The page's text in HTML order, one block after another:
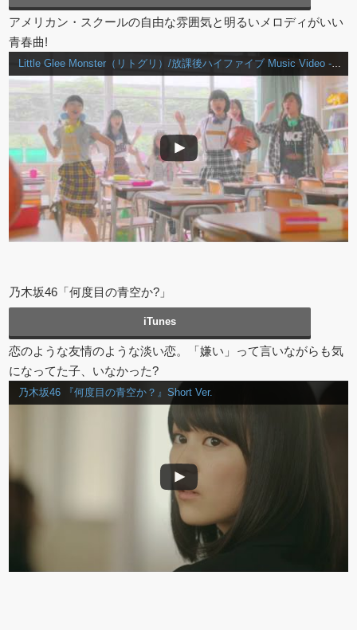
アメリカン・スクールの自由な雰囲気と明るいメロディがいい
青春曲!
Little Glee Monster（リトグリ）/放課後ハイファイブ Music Video -short ver.-
乃木坂46「何度目の青空か?」
iTunes
恋のような友情のような淡い恋。「嫌い」って言いながらも気
になってた子、いなかった?
乃木坂46 『何度目の青空か？』Short Ver.